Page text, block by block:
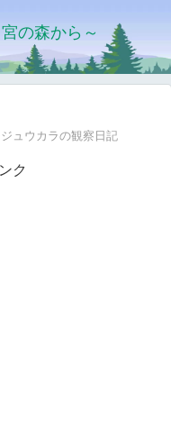
の森から～
ュウカラの観察日記
ク